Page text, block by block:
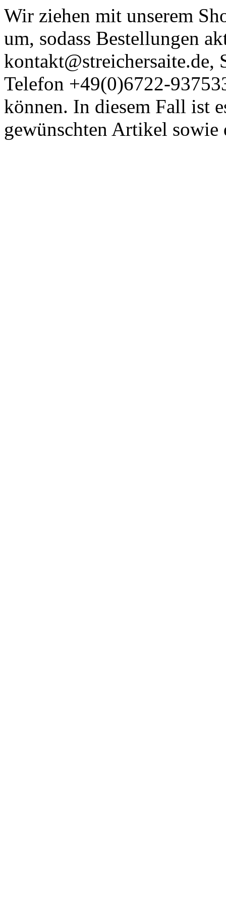
Wir ziehen mit unserem
um, sodass Bestellungen
kontakt@streichersaite.de,
Telefon +49(0)6722-
können. In diesem Fall ist
gewünschten Artikel sowie